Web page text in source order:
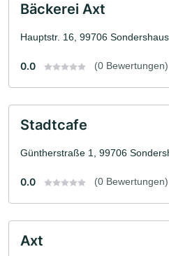
Bäckerei Axt
Hauptstr. 16, 99706
0.0 (0 Bewertungen)
Stadtcafe
Güntherstraße 1, 99706
0.0 (0 Bewertungen)
Axt